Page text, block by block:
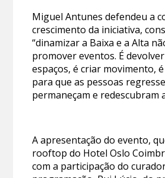
Miguel Antunes defendeu a
crescimento da iniciativa,
“dinamizar a Baixa e a Alta
promover eventos. É
espaços, é criar movimento,
para que as pessoas
permaneçam e redescubram
A apresentação do evento,
rooftop do Hotel Oslo
com a participação do